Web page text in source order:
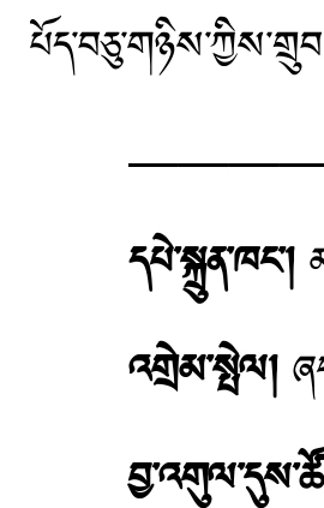
དཔེ་སྐྲུན་ཁང་།
འགྲེམ་སྤེལ།